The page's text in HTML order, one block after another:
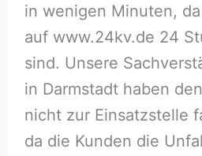
in wenigen Minuten,
auf www.24kv.de 24
sind. Unsere
in Darmstadt haben
nicht zur Einsatzstelle
da die Kunden die